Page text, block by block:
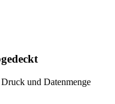
und Datenmenge